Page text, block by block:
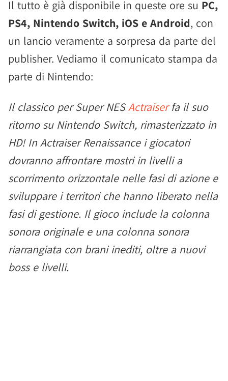
Il tutto è già disponibile in queste ore su PC,
PS4, Nintendo Switch, iOS e Android, con
un lancio veramente a sorpresa da parte del
publisher. Vediamo il comunicato stampa da
parte di Nintendo:
Il classico per Super NESActraiserfa il suo
ritorno su Nintendo Switch, rimasterizzato in
HD! In Actraiser Renaissance i giocatori
dovranno affrontare mostri in livelli a
scorrimento orizzontale nelle fasi di azione e
sviluppare i territori che hanno liberato nella
fasi di gestione. Il gioco include la colonna
sonora originale e una colonna sonora
riarrangiata con brani inediti, oltre a nuovi
boss e livelli.